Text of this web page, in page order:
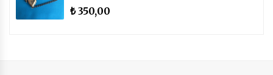
₺350,00